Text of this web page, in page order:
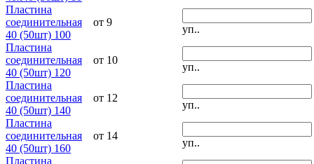
Пластина
соединительная
40 (50шт) 100
от 9
уп..
Пластина
соединительная
40 (50шт) 120
от 10
уп..
Пластина
соединительная
40 (50шт) 140
от 12
уп..
Пластина
соединительная
40 (50шт) 160
от 14
уп..
Пластина